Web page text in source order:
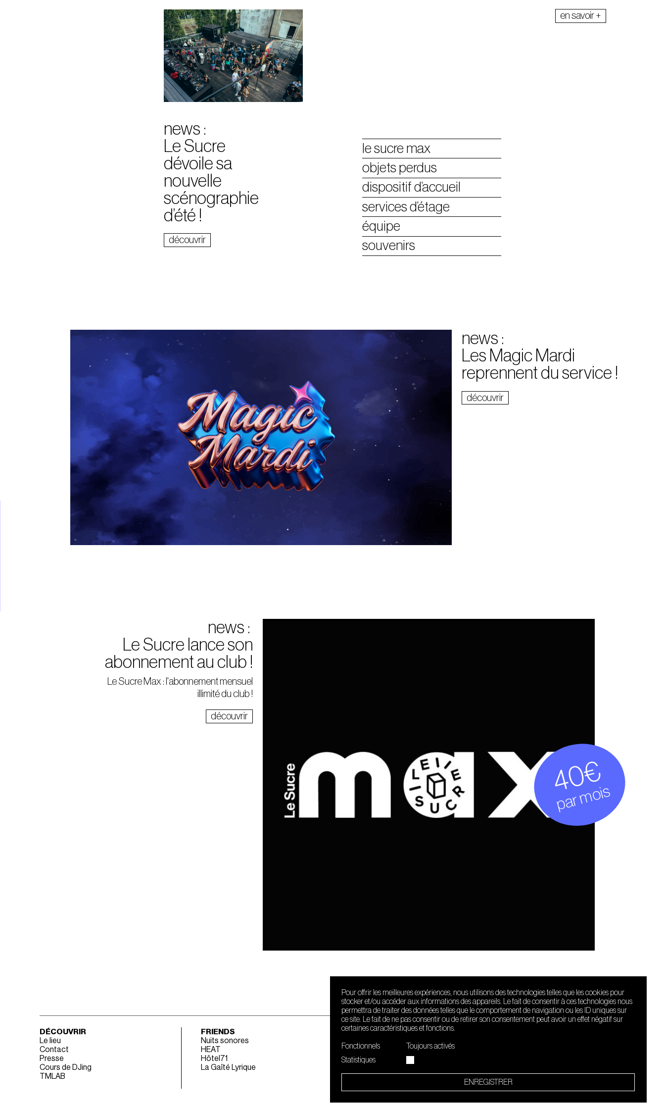
agenda tickets
Anaco
en savoir +
news :
Le Sucre
dévoile sa
nouvelle
scénographie
d’été !
découvrir
le sucre max
objets perdus
dispositif d’accueil
services d’étage
équipe
souvenirs
news :
Les Magic Mardi
reprennent du service !
découvrir
40€
par mois
news :
Le Sucre lance son
abonnement au club !
Le Sucre Max : l'abonnement mensuel
illimité du club !
découvrir
DÉCOUVRIR
Le lieu
Contact
Presse
Cours de DJing
TMLAB
FRIENDS
Nuits sonores
HEAT
Hôtel71
La Gaîté Lyrique
Quartier culturel et créatif
Conditions générales d'utilisation
Pour offrir les meilleures expériences, nous utilisons des technologies telles que les cookies pour
stocker et/ou accéder aux informations des appareils. Le fait de consentir à ces technologies nous
permettra de traiter des données telles que le comportement de navigation ou les ID uniques sur
ce site. Le fait de ne pas consentir ou de retirer son consentement peut avoir un effet négatif sur
certaines caractéristiques et fonctions.
Fonctionnels
Toujours activés
Statistiques
ENREGISTRER